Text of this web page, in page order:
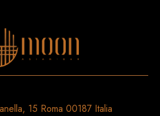
15 Roma 00187 Italia